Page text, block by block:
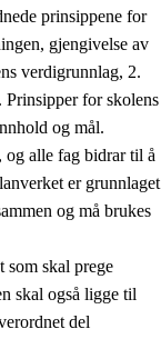
prinsippene for
gjengivelse av
verdigrunnlag, 2.
for skolens
og mål.
alle fag bidrar til å
er grunnlaget
og må brukes
som skal prege
skal også ligge til
del